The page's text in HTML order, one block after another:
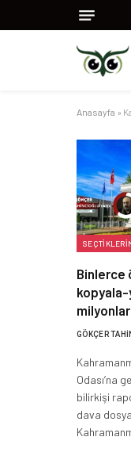
Anasayfa »
Binlerce
kopyala-
GÖKÇER
Odası’na
bilirkişi
dava